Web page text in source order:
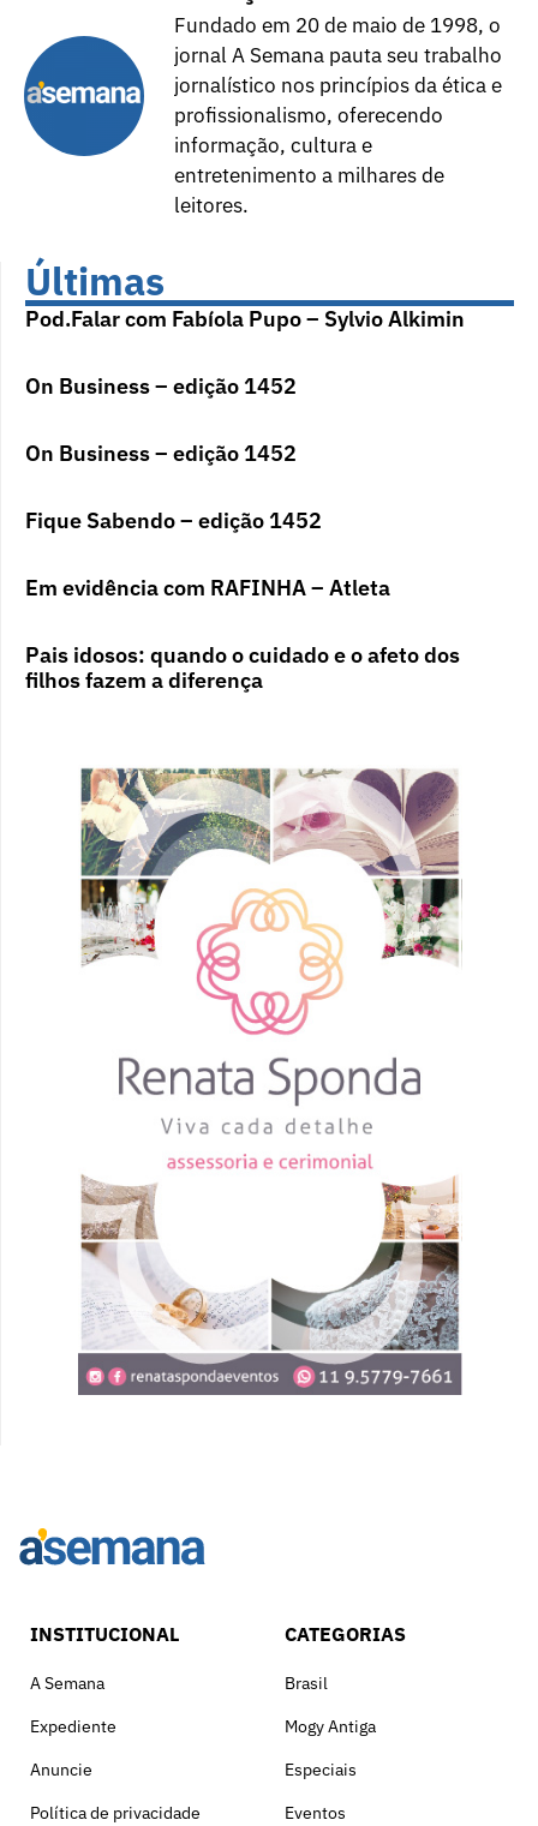
Fundado em 20 de maio de 1998, o
jornal A Semana pauta seu trabalho
jornalístico nos princípios da ética e
profissionalismo, oferecendo
informação, cultura e
entretenimento a milhares de
leitores.
Últimas
Pod.Falar com Fabíola Pupo – Sylvio Alkimin
On Business – edição 1452
On Business – edição 1452
Fique Sabendo – edição 1452
Em evidência com RAFINHA – Atleta
Pais idosos: quando o cuidado e o afeto dos
filhos fazem a diferença
INSTITUCIONAL
A Semana
Expediente
Anuncie
Política de privacidade
CATEGORIAS
Brasil
Mogy Antiga
Especiais
Eventos